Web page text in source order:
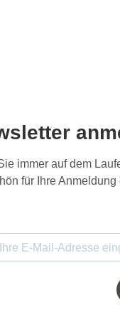
immer auf dem
für Ihre